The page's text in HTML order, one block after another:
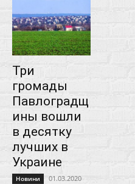
Три
громады
Павлоградщ
ины вошли
в десятку
лучших в
Украине
Новини 01.03.2020